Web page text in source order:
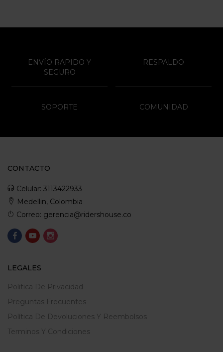
ENVÍO RAPIDO Y
SEGURO
RESPALDO
SOPORTE COMUNIDAD
CONTACTO
Celular: 3113422933
Medellin, Colombia
Correo: gerencia@ridershouse.co
LEGALES
Politica De Privacidad
Preguntas Frecuentes
Política De Devoluciones Y Reembolsos
Terminos Y Condiciones